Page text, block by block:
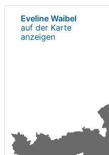
Eveline Waibel
auf der Karte
anzeigen